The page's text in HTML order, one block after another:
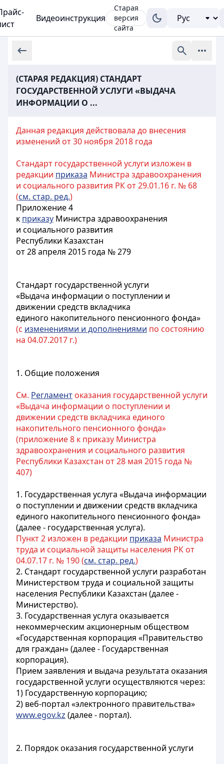
Видеоинструкция
Старая
версия
сайта
(СТАРАЯ РЕДАКЦИЯ) СТАНДАРТ
ГОСУДАРСТВЕННОЙ УСЛУГИ «ВЫДАЧА
ИНФОРМАЦИИ О ...
Данная редакция действовала до внесения
изменений от 30 ноября 2018 года
Стандарт государственной услуги изложен в
редакции приказа Министра здравоохранения
и социального развития РК от 29.01.16 г. № 68
(см. стар. ред.)
Приложение 4
к приказу Министра здравоохранения
и социального развития
Республики Казахстан
от 28 апреля 2015 года № 279
Стандарт государственной услуги
«Выдача информации о поступлении и
движении средств вкладчика
единого накопительного пенсионного фонда»
(с изменениями и дополнениями по состоянию
на 04.07.2017 г.)
1. Общие положения
См. Регламент оказания государственной услуги
«Выдача информации о поступлении и
движении средств вкладчика единого
накопительного пенсионного фонда»
(приложение 8 к приказу Министра
здравоохранения и социального развития
Республики Казахстан от 28 мая 2015 года №
407)
1. Государственная услуга «Выдача информации
о поступлении и движении средств вкладчика
единого накопительного пенсионного фонда»
(далее - государственная услуга).
Пункт 2 изложен в редакции приказа Министра
труда и социальной защиты населения РК от
04.07.17 г. № 190 (см. стар. ред.)
2. Стандарт государственной услуги разработан
Министерством труда и социальной защиты
населения Республики Казахстан (далее -
Министерство).
3. Государственная услуга оказывается
некоммерческим акционерным обществом
«Государственная корпорация «Правительство
для граждан» (далее - Государственная
корпорация).
Прием заявления и выдача результата оказания
государственной услуги осуществляются через:
1) Государственную корпорацию;
2) веб-портал «электронного правительства»
www.egov.kz (далее - портал).
2. Порядок оказания государственной услуги